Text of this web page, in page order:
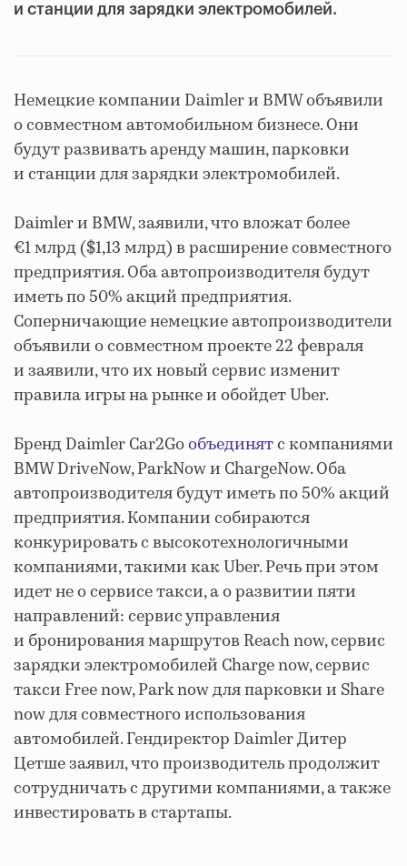
и станции для зарядки электромобилей.
Немецкие компании Daimler и BMW объявили
о совместном автомобильном бизнесе. Они
будут развивать аренду машин, парковки
и станции для зарядки электромобилей.
Daimler и BMW, заявили, что вложат более
€1 млрд ($1,13 млрд) в расширение совместного
предприятия. Оба автопроизводителя будут
иметь по 50% акций предприятия.
Соперничающие немецкие автопроизводители
объявили о совместном проекте 22 февраля
и заявили, что их новый сервис изменит
правила игры на рынке и обойдет Uber.
Бренд Daimler Car2Goобъединятс компаниями
BMW DriveNow, ParkNow и ChargeNow. Оба
автопроизводителя будут иметь по 50% акций
предприятия. Компании собираются
конкурировать с высокотехнологичными
компаниями, такими как Uber. Речь при этом
идет не о сервисе такси, а о развитии пяти
направлений: сервис управления
и бронирования маршрутов Reach now, сервис
зарядки электромобилей Charge now, сервис
такси Free now, Park now для парковки и Share
now для совместного использования
автомобилей. Гендиректор Daimler Дитер
Цетше заявил, что производитель продолжит
сотрудничать с другими компаниями, а также
инвестировать в стартапы.